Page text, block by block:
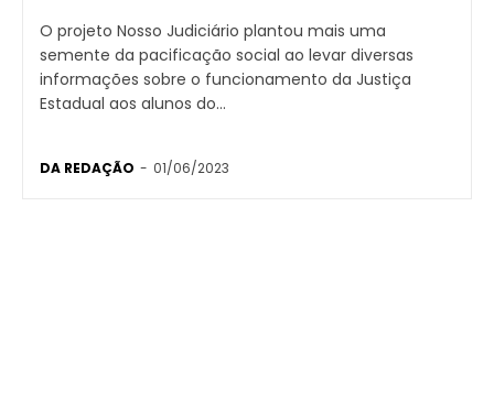
O projeto Nosso Judiciário plantou mais uma
semente da pacificação social ao levar diversas
informações sobre o funcionamento da Justiça
Estadual aos alunos do...
DA REDAÇÃO - 01/06/2023